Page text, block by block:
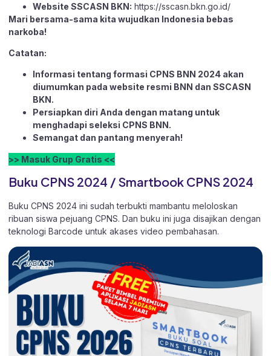
Website SSCASN BKN: https://sscasn.bkn.go.id/
Mari bersama-sama kita wujudkan Indonesia bebas
narkoba!
Catatan:
Informasi tentang formasi CPNS BNN 2024 akan
diumumkan pada website resmi BNN dan SSCASN
BKN.
Persiapkan diri Anda dengan matang untuk
menghadapi seleksi CPNS BNN.
Semangat dan pantang menyerah!
>> Masuk Grup Gratis <<
Buku CPNS 2024 / Smartbook CPNS 2024
Buku CPNS 2024 ini sudah terbukti mambantu meloloskan
ribuan siswa pejuang CPNS. Dan buku ini juga disajikan dengan
teknologi Barcode untuk akases video pembahasan.